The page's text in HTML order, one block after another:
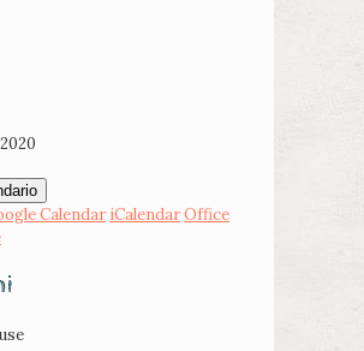
Calendar iCalendarOffice